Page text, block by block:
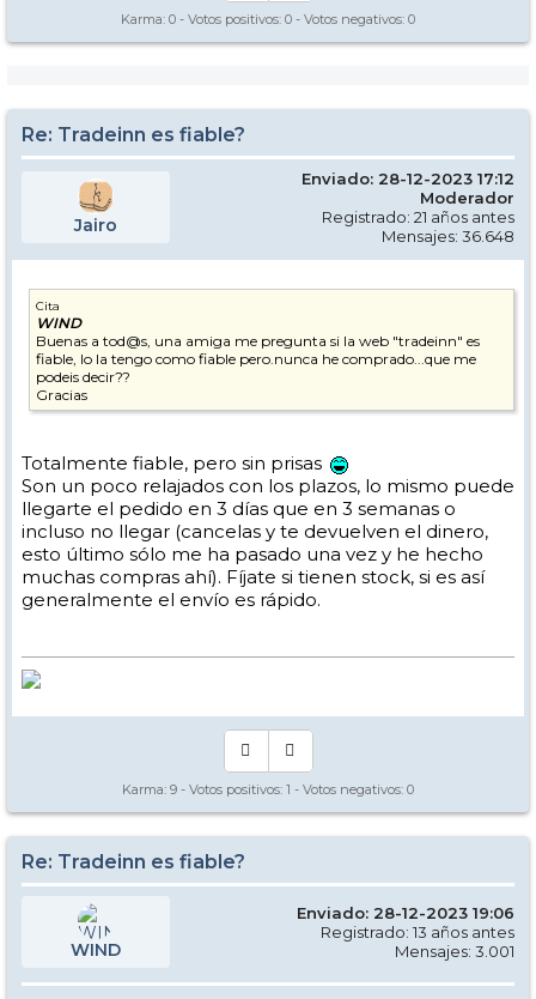
Karma: 0 - Votos positivos: 0 - Votos negativos: 0
Re: Tradeinn es fiable?
Jairo
Enviado: 28-12-2023 17:12
Moderador
Registrado: 21 años antes
Mensajes: 36.648
Cita
WIND
Buenas a tod@s, una amiga me pregunta si la web "tradeinn" es
fiable, lo la tengo como fiable pero.nunca he comprado...que me
podeis decir??
Gracias
Totalmente fiable, pero sin prisas
Son un poco relajados con los plazos, lo mismo puede
llegarte el pedido en 3 días que en 3 semanas o
incluso no llegar (cancelas y te devuelven el dinero,
esto último sólo me ha pasado una vez y he hecho
muchas compras ahí). Fíjate si tienen stock, si es así
generalmente el envío es rápido.
Karma: 9 - Votos positivos: 1 - Votos negativos: 0
Re: Tradeinn es fiable?
WIND
Enviado: 28-12-2023 19:06
Registrado: 13 años antes
Mensajes: 3.001